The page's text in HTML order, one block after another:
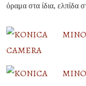
όραμα στα ίδια, ελπίδα